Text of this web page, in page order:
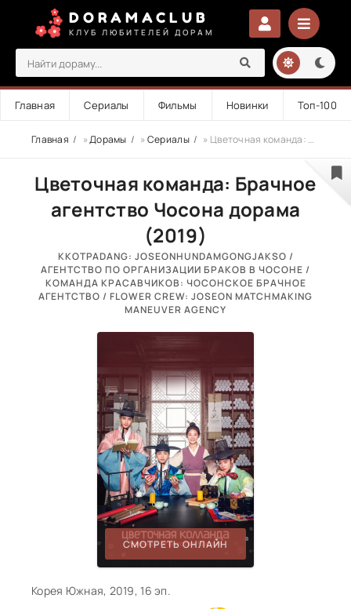
DORAMACLUB
КЛУБ ЛЮБИТЕЛЕЙ ДОРАМ
Главная Сериалы Фильмы Новинки Топ-100
Главная »Дорамы » Сериалы » Цветочная команда: Брачное агентство Чосона
Цветочная команда: Брачное
агентство Чосона дорама
(2019)
KKOTPADANG: JOSEONHUNDAMGONGJAKSO /
АГЕНТСТВО ПО ОРГАНИЗАЦИИ БРАКОВ В ЧОСОНЕ /
КОМАНДА КРАСАВЧИКОВ: ЧОСОНСКОЕ БРАЧНОЕ
АГЕНТСТВО / FLOWER CREW: JOSEON MATCHMAKING
MANEUVER AGENCY
СМОТРЕТЬ ОНЛАЙН
Корея Южная, 2019, 16 эп.